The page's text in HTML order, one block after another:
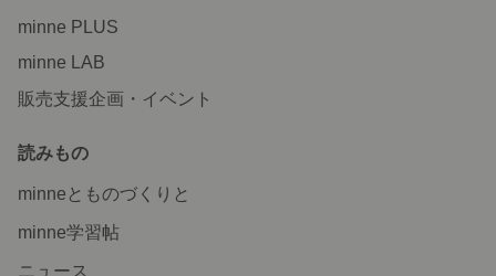
minne PLUS
minne LAB
販売支援企画・イベント
読みもの
minneとものづくりと
minne学習帖
ニュース